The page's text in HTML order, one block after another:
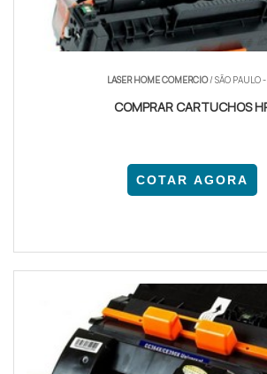
LASER HOME COMERCIO/ SÃO PAULO -
COMPRAR CARTUCHOS
COTAR AGORA